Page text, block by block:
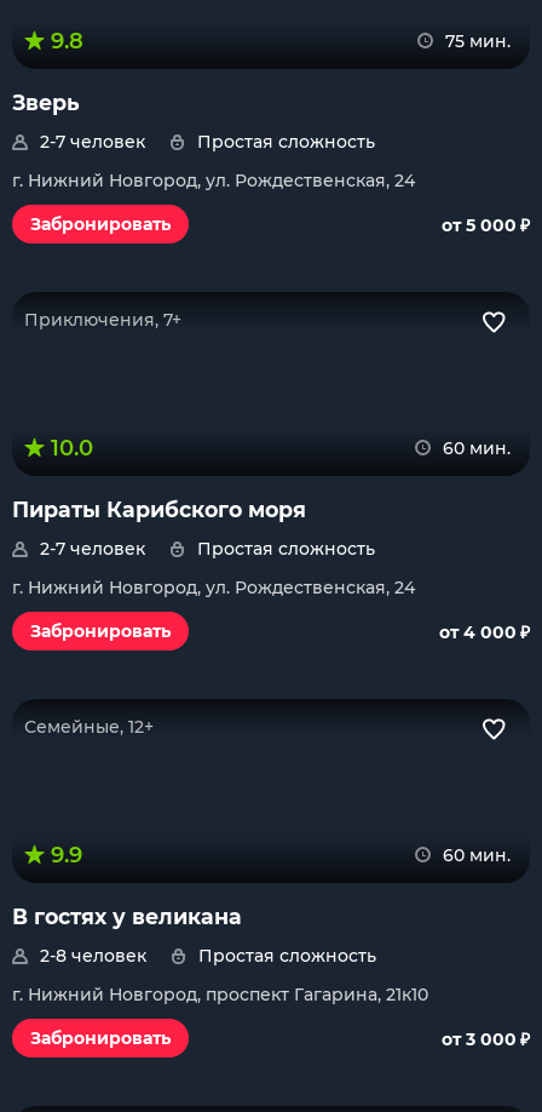
9.8 75 мин.
Зверь
2-7 человек
Простая сложность
г. Нижний Новгород, ул. Рождественская, 24
Забронировать
от 5 000 ₽
Приключения, 7+
10.0 60 мин.
Пираты Карибского моря
2-7 человек
Простая сложность
г. Нижний Новгород, ул. Рождественская, 24
Забронировать
от 4 000 ₽
Семейные, 12+
9.9 60 мин.
В гостях у великана
2-8 человек
Простая сложность
г. Нижний Новгород, проспект Гагарина, 21к10
Забронировать
от 3 000 ₽